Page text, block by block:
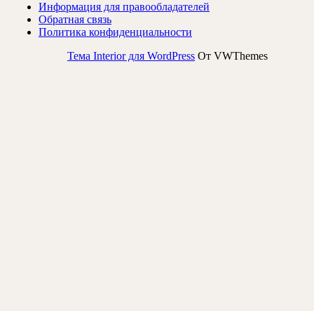
Информация для правообладателей
Обратная связь
Политика конфиденциальности
Тема Interior для WordPress От VWThemes